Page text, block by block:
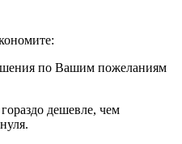
по Вашим пожеланиям
дешевле, чем